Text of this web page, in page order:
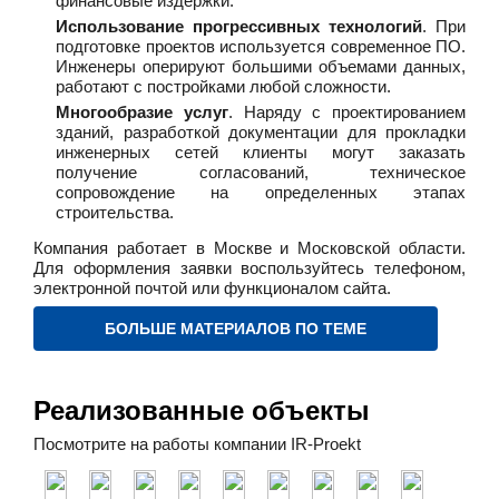
Использование прогрессивных технологий. При
подготовке проектов используется современное ПО.
Инженеры оперируют большими объемами данных,
работают с постройками любой сложности.
Многообразие услуг. Наряду с проектированием
зданий, разработкой документации для прокладки
инженерных сетей клиенты могут заказать
получение согласований, техническое
сопровождение на определенных этапах
строительства.
Компания работает в Москве и Московской области.
Для оформления заявки воспользуйтесь телефоном,
электронной почтой или функционалом сайта.
БОЛЬШЕ МАТЕРИАЛОВ ПО ТЕМЕ
Реализованные объекты
Посмотрите на работы компании IR-Proekt